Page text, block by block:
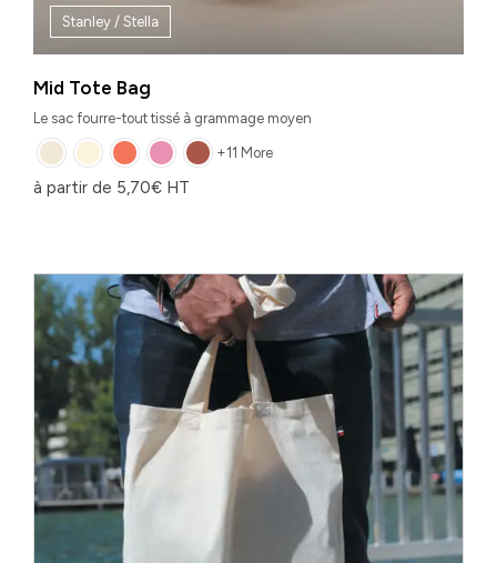
Stanley / Stella
Mid Tote Bag
Le sac fourre-tout tissé à grammage moyen
+11 More
à partir de 5,70€ HT